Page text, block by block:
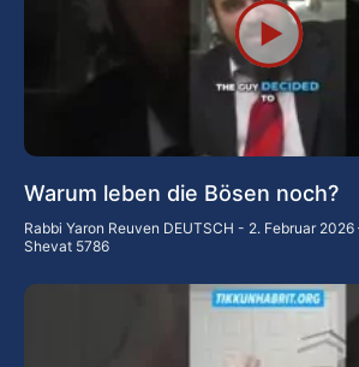
Warum leben die Bösen noch?
Rabbi Yaron Reuven DEUTSCH
2. Februar 2026
Shevat 5786